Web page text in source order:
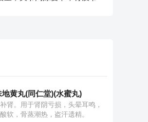
地黄丸(同仁堂)(水蜜丸)
肾。用于肾阴亏损，头晕耳鸣，
软，骨蒸潮热，盗汗遗精。